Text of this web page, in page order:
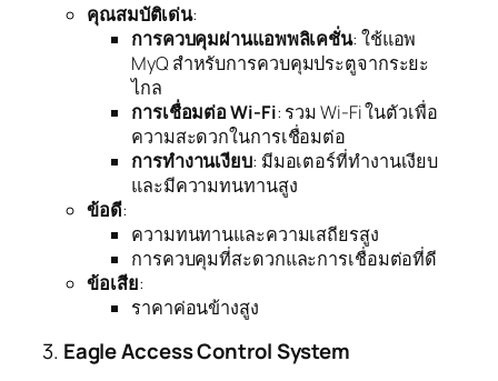
คุณสมบัติเด่น:
การควบคุมผ่านแอพพลิเคชั่น: ใช้แอพ
MyQ สำหรับการควบคุมประตูจากระยะ
ไกล
การเชื่อมต่อ Wi-Fi: รวม Wi-Fi ในตัวเพื่อ
ความสะดวกในการเชื่อมต่อ
การทำงานเงียบ: มีมอเตอร์ที่ทำงานเงียบ
และมีความทนทานสูง
ข้อดี:
ความทนทานและความเสถียรสูง
การควบคุมที่สะดวกและการเชื่อมต่อที่ดี
ข้อเสีย:
ราคาค่อนข้างสูง
3. Eagle Access Control System